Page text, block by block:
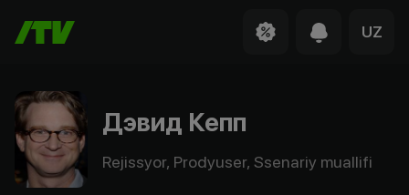
UZ
Дэвид Кепп
Rejissyor, Prodyuser, Ssenariy muallifi